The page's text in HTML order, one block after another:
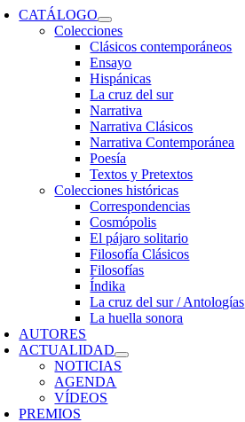
CATÁLOGO
Colecciones
Clásicos contemporáneos
Ensayo
Hispánicas
La cruz del sur
Narrativa
Narrativa Clásicos
Narrativa Contemporánea
Poesía
Textos y Pretextos
Colecciones históricas
Correspondencias
Cosmópolis
El pájaro solitario
Filosofía Clásicos
Filosofías
Índika
La cruz del sur / Antologías
La huella sonora
AUTORES
ACTUALIDAD
NOTICIAS
AGENDA
VÍDEOS
PREMIOS